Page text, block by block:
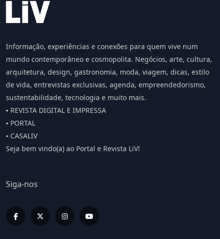
Informação, experiências e conexões para quem vive num
mundo contemporâneo e cosmopolita. Negócios, arte, cultura,
arquitetura, design, gastronomia, moda, viagem, dicas, estilo
de vida, entrevistas exclusivas, agenda, empreendedorismo,
sustentabilidade, tecnologia e muito mais.
▪️ REVISTA DIGITAL E IMPRESSA
▪️ PORTAL
▪️ CASALIV
Seja bem vindo(a) ao Portal e Revista LiV!
Siga-nos